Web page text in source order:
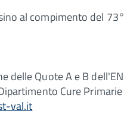
al compimento del
delle Quote A e B
Cure
val.it